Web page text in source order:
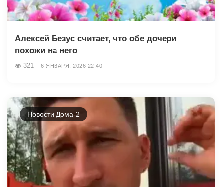
Алексей Безус считает, что обе дочери
похожи на него
321 6 ЯНВАРЯ, 2026 22:40
Новости Дома-2